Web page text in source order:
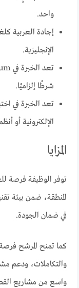
واحد.
إجادة العربية
الإنجليزية.
شرطًا إلزاميًا.
تعد الخبرة في
الإلكترونية أو
المزايا
توفر الوظيفة فرصة
المنطقة، ضمن بيئة
في ضمان الجودة.
كما تمنح المرشح
والتكاملات، ودعم
واسع من مشاريع